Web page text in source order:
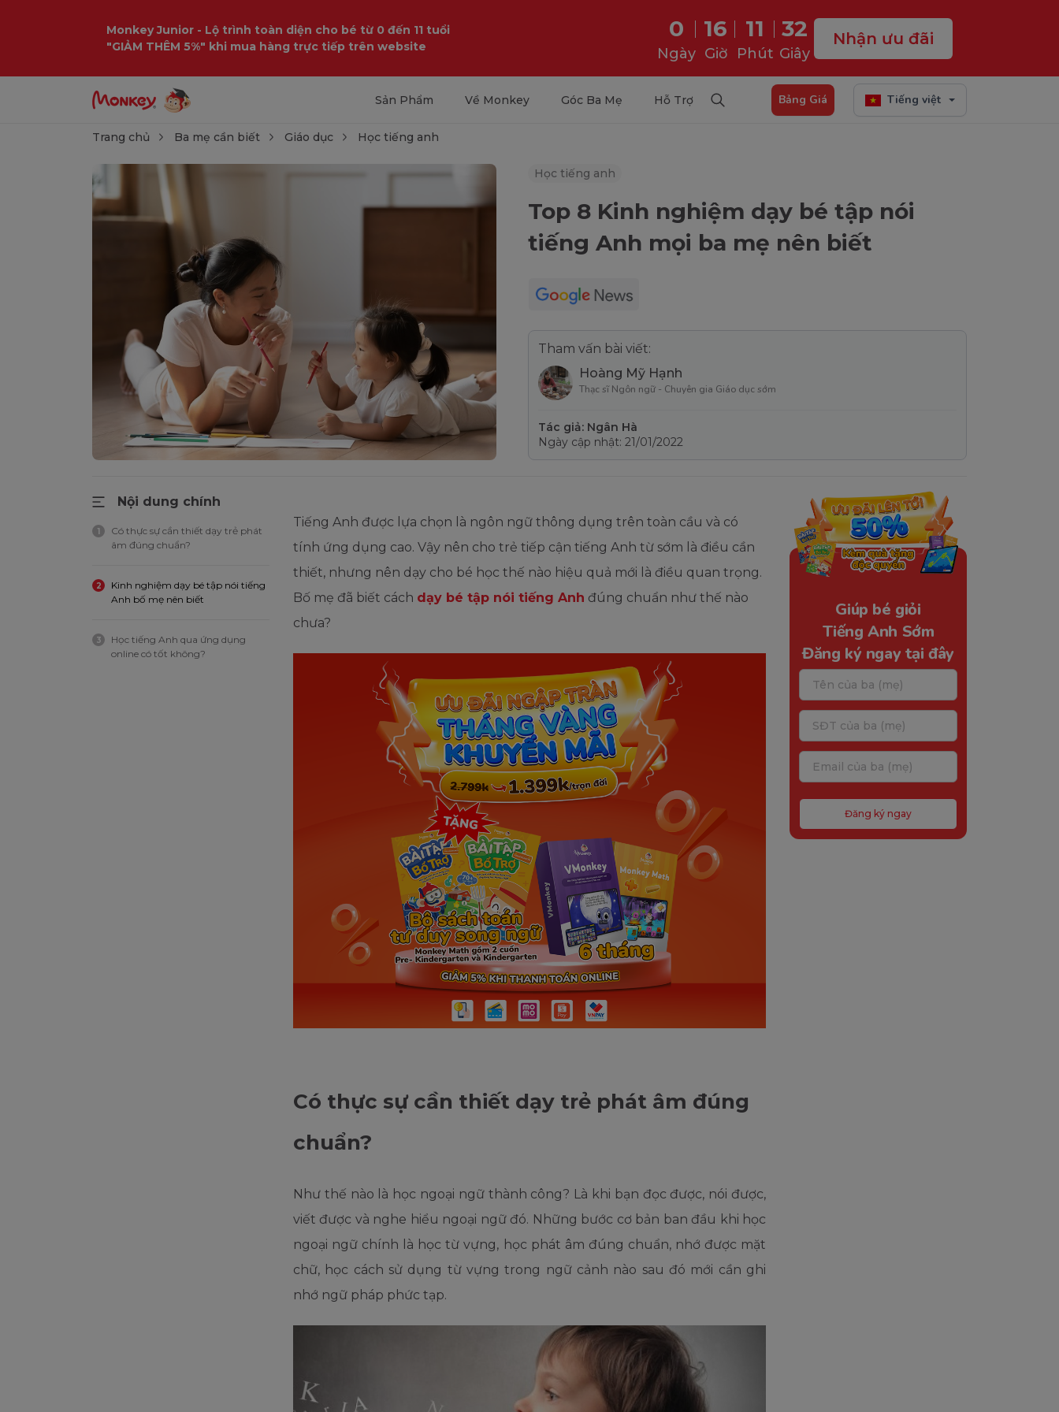
Monkey Junior - Lộ trình toàn diện cho bé từ 0 đến 11 tuổi
"GIẢM THÊM 5%" khi mua hàng trực tiếp trên website
0
Ngày
16
Giờ
11
Phút
30
Giây
Nhận ưu đãi
Sản Phẩm Về Monkey Góc Ba Mẹ Hỗ Trợ Bảng Giá Tiếng việt
Trang chủ Ba mẹ cần biết Giáo dục Học tiếng anh
Học tiếng anh
Top 8 Kinh nghiệm dạy bé tập nói
tiếng Anh mọi ba mẹ nên biết
Tham vấn bài viết:
Hoàng Mỹ Hạnh
Thạc sĩ Ngôn ngữ - Chuyên gia Giáo dục sớm
Tác giả: Ngân Hà
Ngày cập nhật: 21/01/2022
Nội dung chính
1
Có thực sự cần thiết dạy trẻ phát
âm đúng chuẩn?
2
Kinh nghiệm dạy bé tập nói tiếng
Anh bố mẹ nên biết
3
Học tiếng Anh qua ứng dụng
online có tốt không?
Tiếng Anh được lựa chọn là ngôn ngữ thông dụng trên toàn cầu và có
tính ứng dụng cao. Vậy nên cho trẻ tiếp cận tiếng Anh từ sớm là điều cần
thiết, nhưng nên dạy cho bé học thế nào hiệu quả mới là điều quan trọng.
Bố mẹ đã biết cách dạy bé tập nói tiếng Anh đúng chuẩn như thế nào
chưa?
Có thực sự cần thiết dạy trẻ phát âm đúng
chuẩn?
Như thế nào là học ngoại ngữ thành công? Là khi bạn đọc được, nói được,
viết được và nghe hiểu ngoại ngữ đó. Những bước cơ bản ban đầu khi học
ngoại ngữ chính là học từ vựng, học phát âm đúng chuẩn, nhớ được mặt
chữ, học cách sử dụng từ vựng trong ngữ cảnh nào sau đó mới cần ghi
nhớ ngữ pháp phức tạp.
Giúp bé giỏi
Tiếng Anh Sớm
Đăng ký ngay tại đây
Đăng ký ngay